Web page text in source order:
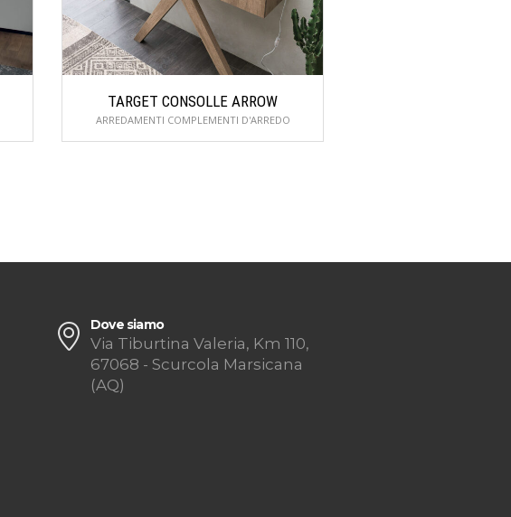
TARGET CONSOLLE ARROW
ARREDAMENTI COMPLEMENTI D'ARREDO
Dove siamo
Via Tiburtina Valeria, Km 110,
67068 - Scurcola Marsicana
(AQ)